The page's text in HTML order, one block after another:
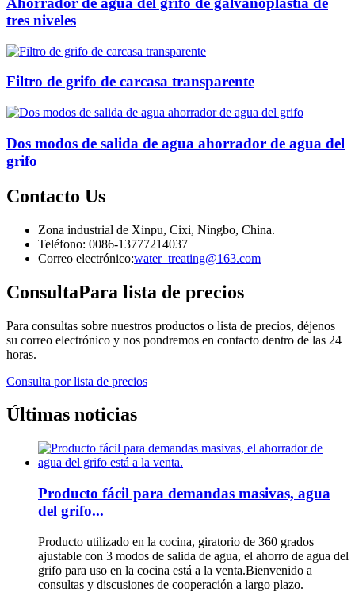
tres niveles
Filtro de grifo de carcasa transparente
Dos modos de salida de agua ahorrador de agua del
grifo
Contacto Us
Zona industrial de Xinpu, Cixi, Ningbo, China.
Teléfono: 0086-13777214037
Correo electrónico:water_treating@163.com
ConsultaPara lista de precios
Para consultas sobre nuestros productos o lista de precios, déjenos
su correo electrónico y nos pondremos en contacto dentro de las 24
horas.
Consulta por lista de precios
Últimas noticias
Producto fácil para demandas masivas, agua
del grifo...
Producto utilizado en la cocina, giratorio de 360 ​​grados
ajustable con 3 modos de salida de agua, el ahorro de agua del
grifo para uso en la cocina está a la venta.Bienvenido a
consultas y discusiones de cooperación a largo plazo.